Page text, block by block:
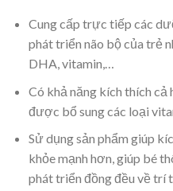
Cung cấp trực tiếp các
phát triển não bộ của trẻ
DHA, vitamin,…
Có khả năng kích thích cả
được bổ sung các loại
Sử dụng sản phẩm giúp
khỏe mạnh hơn, giúp bé
phát triển đồng đều về trí